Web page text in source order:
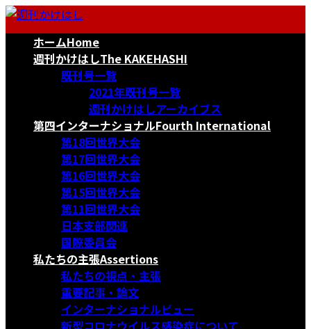
コ
ナ
ホームHome
週刊かけはしThe KAKEHASHI
既刊号一覧
2021年既刊号一覧
週刊かけはしアーカイブス
第四インターナショナルFourth International
第18回世界大会
第17回世界大会
第16回世界大会
第15回世界大会
第11回世界大会
日本支部関連
国際委員会
私たちの主張Assertions
私たちの視点・主張
重要記事・論文
インターナショナルビュー
新型コロナウイルス感染症について